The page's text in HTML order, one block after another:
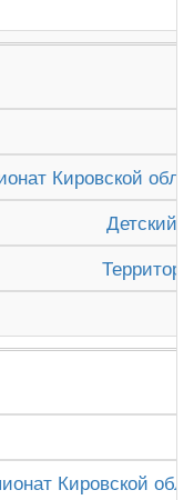
Кировской
Детский
Кировской